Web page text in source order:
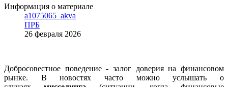
Информация о материале
a1075065_akva
ПРБ
26 февраля 2026
Добросовестное поведение - залог доверия на финансовом
рынке. В новостях часто можно услышать о